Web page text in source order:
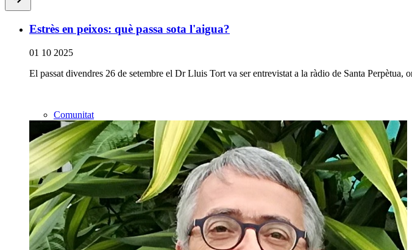
Estrès en peixos: què passa sota l'aigua?
01 10 2025
El passat divendres 26 de setembre el Dr Lluis Tort va ser entrevistat a la ràdio de Santa Perpètua,
Comunitat